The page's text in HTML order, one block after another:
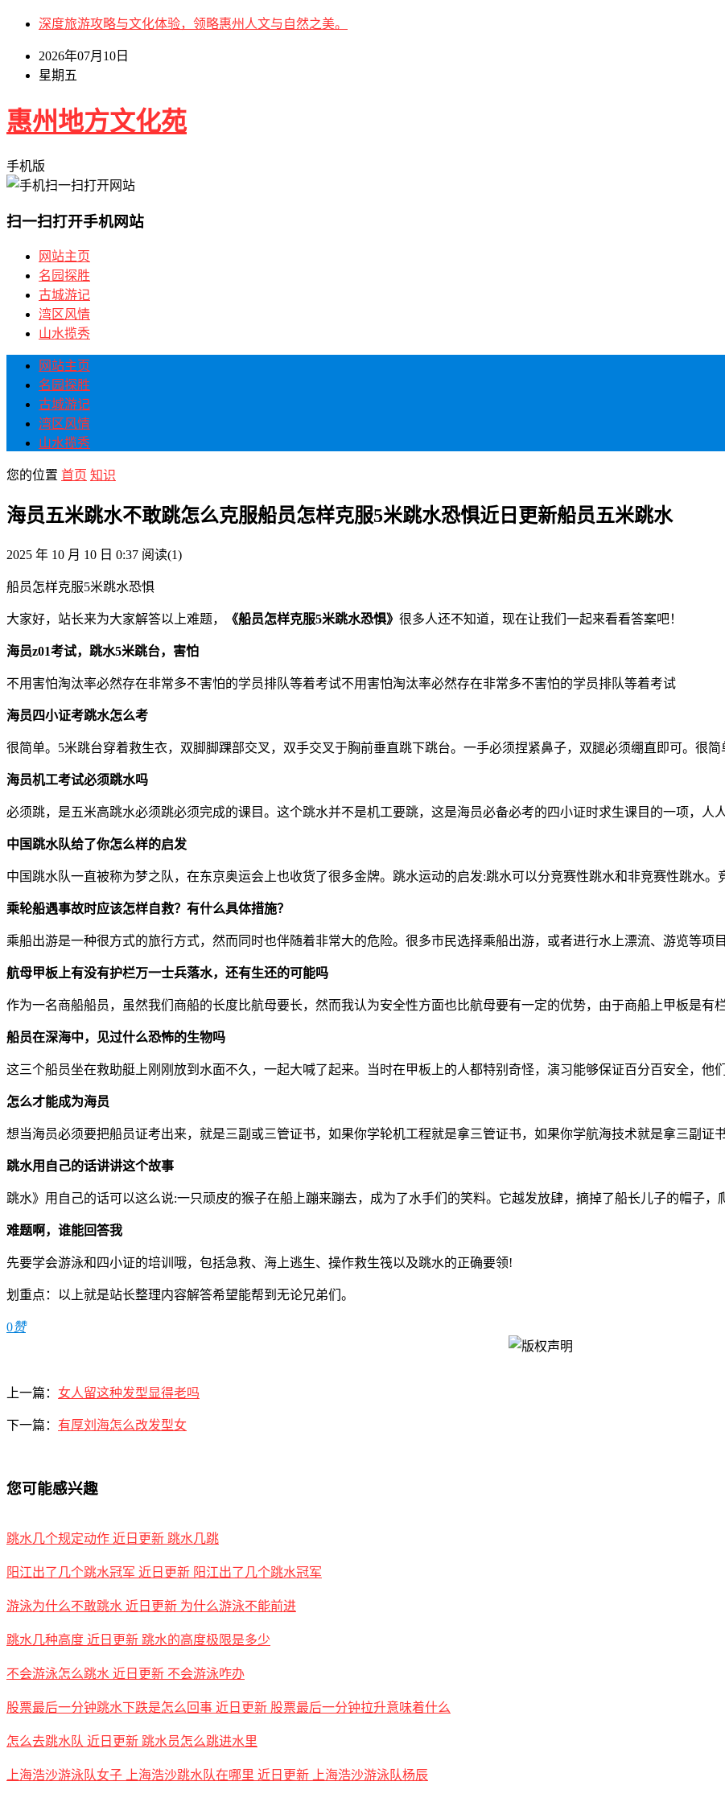
深度旅游攻略与文化体验，领略惠州人文与自然之美。
2026年07月10日
星期五
惠州地方文化苑
手机版
扫一扫打开手机网站
网站主页
名园探胜
古城游记
湾区风情
山水揽秀
网站主页
名园探胜
古城游记
湾区风情
山水揽秀
您的位置 首页 知识
海员五米跳水不敢跳怎么克服船员怎样克服5米跳水恐惧近日更新船员五米跳水
2025 年 10 月 10 日 0:37 阅读(1)
船员怎样克服5米跳水恐惧
大家好，站长来为大家解答以上难题， 《船员怎样克服5米跳水恐惧》 很多人还不知道，现在让我们一起来看看答案吧！
海员z01考试，跳水5米跳台，害怕
不用害怕淘汰率必然存在非常多不害怕的学员排队等着考试不用害怕淘汰率必然存在非常多不害怕的学员排队等着考试
海员四小证考跳水怎么考
很简单。5米跳台穿着救生衣，双脚脚踝部交叉，双手交叉于胸前垂直跳下跳台。一手必须捏紧鼻子，双腿必须绷直即可。很简
海员机工考试必须跳水吗
必须跳，是五米高跳水必须跳必须完成的课目。这个跳水并不是机工要跳，这是海员必备必考的四小证时求生课目的一项，人
中国跳水队给了你怎么样的启发
中国跳水队一直被称为梦之队，在东京奥运会上也收货了很多金牌。跳水运动的启发:跳水可以分竞赛性跳水和非竞赛性跳水。
乘轮船遇事故时应该怎样自救？有什么具体措施？
乘船出游是一种很方式的旅行方式，然而同时也伴随着非常大的危险。很多市民选择乘船出游，或者进行水上漂流、游览等项
航母甲板上有没有护栏万一士兵落水，还有生还的可能吗
作为一名商船船员，虽然我们商船的长度比航母要长，然而我认为安全性方面也比航母要有一定的优势，由于商船上甲板是
船员在深海中，见过什么恐怖的生物吗
这三个船员坐在救助艇上刚刚放到水面不久，一起大喊了起来。当时在甲板上的人都特别奇怪，演习能够保证百分百安全，他
怎么才能成为海员
想当海员必须要把船员证考出来，就是三副或三管证书，如果你学轮机工程就是拿三管证书，如果你学航海技术就是拿三副证
跳水用自己的话讲讲这个故事
跳水》用自己的话可以这么说:一只顽皮的猴子在船上蹦来蹦去，成为了水手们的笑料。它越发放肆，摘掉了船长儿子的帽子
难题啊，谁能回答我
先要学会游泳和四小证的培训哦，包括急救、海上逃生、操作救生筏以及跳水的正确要领!
划重点：以上就是站长整理内容解答希望能帮到无论兄弟们。
0赞
上一篇： 女人留这种发型显得老吗
下一篇： 有厚刘海怎么改发型女
您可能感兴趣
跳水几个规定动作 近日更新 跳水几跳
阳江出了几个跳水冠军 近日更新 阳江出了几个跳水冠军
游泳为什么不敢跳水 近日更新 为什么游泳不能前进
跳水几种高度 近日更新 跳水的高度极限是多少
不会游泳怎么跳水 近日更新 不会游泳咋办
股票最后一分钟跳水下跌是怎么回事 近日更新 股票最后一分钟拉升意味着什么
怎么去跳水队 近日更新 跳水员怎么跳进水里
上海浩沙游泳队女子 上海浩沙跳水队在哪里 近日更新 上海浩沙游泳队杨辰